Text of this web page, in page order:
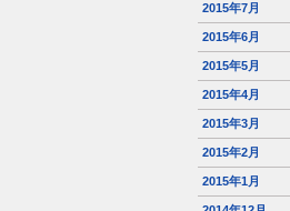
2015年7月
2015年6月
2015年5月
2015年4月
2015年3月
2015年2月
2015年1月